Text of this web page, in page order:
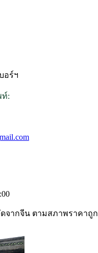
อร์ฯ
ท์:
จากจีน ตามสภาพราคาถูก